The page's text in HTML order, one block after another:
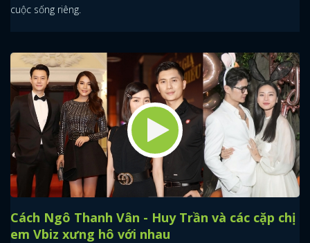
cuộc sống riêng.
Cách Ngô Thanh Vân - Huy Trần và các cặp chị
em Vbiz xưng hô với nhau